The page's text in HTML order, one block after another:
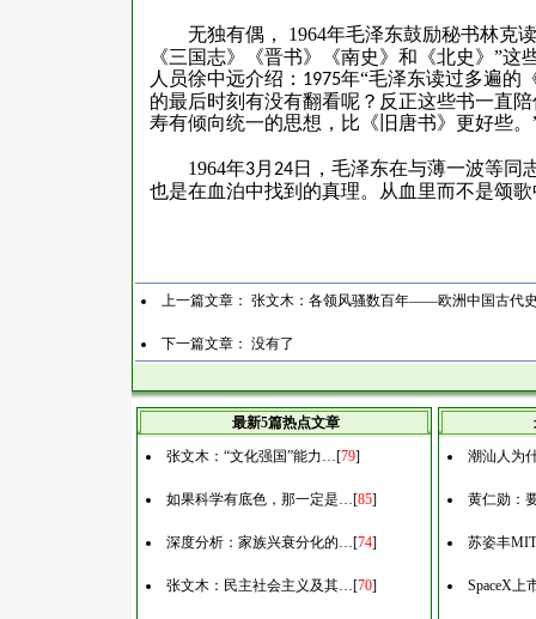
无独有偶， 1964年毛泽东鼓励秘书林克
《三国志》《晋书》《南史》和《北史》”
人员徐中远介绍： 1975年“毛泽东读过多遍的
的最后时刻有没有翻看呢？反正这些书一直
寿有倾向统一的思想，比《旧唐书》更好些。
1964年3月 24日，毛泽东在与薄一波等同
也是在血泊中找到的真理。从血里而不是颂
上一篇文章： 张文木：各领风骚数百年——欧洲中国古代
下一篇文章： 没有了
最新5篇热点文章
张文木：“文化强国”能力…[79]
如果科学有底色，那一定是…[85]
深度分析：家族兴衰分化的…[74]
张文木：民主社会主义及其…[70]
潮汕人为
黄仁勋：
苏姿丰
SpaceX